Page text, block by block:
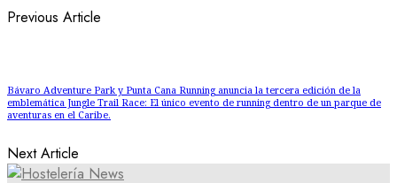
Previous Article
Bávaro Adventure Park y Punta Cana Running anuncia la tercera edición de la
emblemática Jungle Trail Race: El único evento de running dentro de un parque de
aventuras en el Caribe.
Next Article